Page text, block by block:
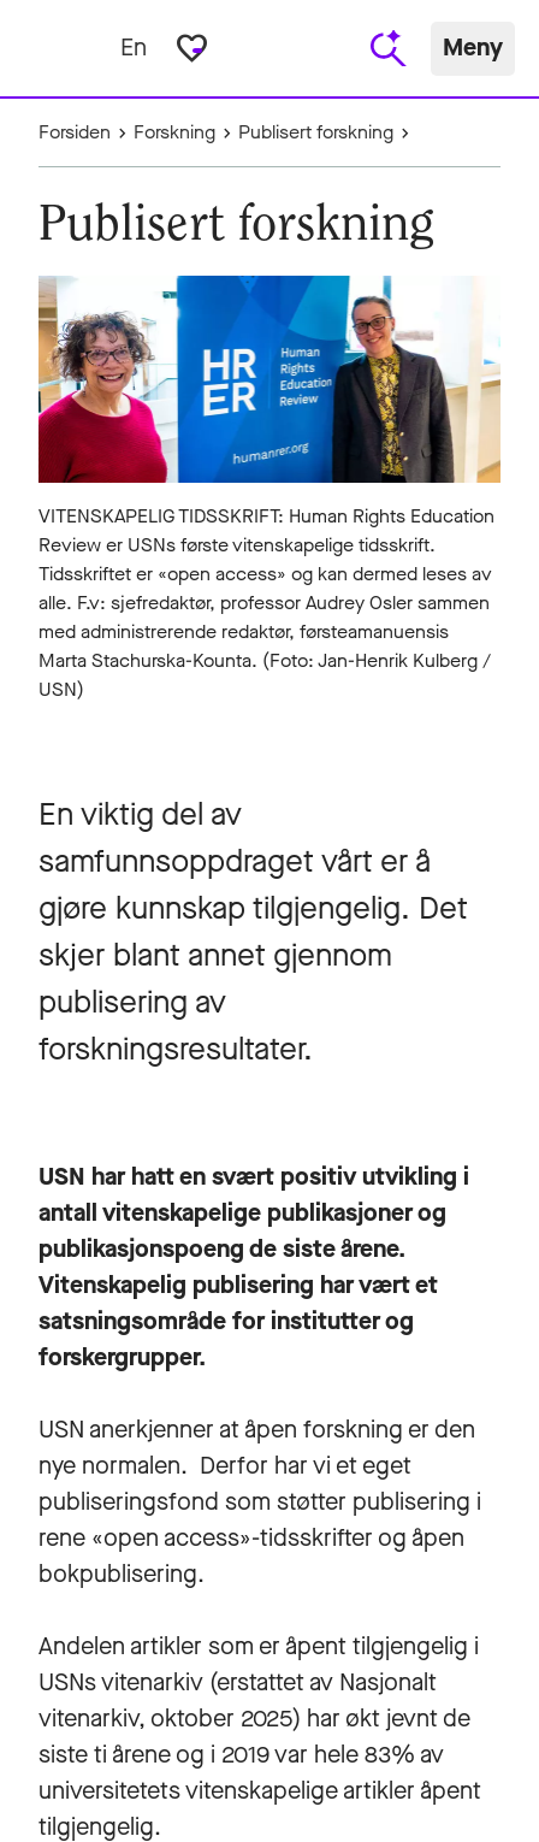
En favorite_border Meny
Forsiden Forskning Publisert forskning
Publisert forskning
VITENSKAPELIG TIDSSKRIFT: Human Rights Education
Review er USNs første vitenskapelige tidsskrift.
Tidsskriftet er «open access» og kan dermed leses av
alle. F.v: sjefredaktør, professor Audrey Osler sammen
med administrerende redaktør, førsteamanuensis
Marta Stachurska-Kounta. (Foto: Jan-Henrik Kulberg /
USN)
En viktig del av
samfunnsoppdraget vårt er å
gjøre kunnskap tilgjengelig. Det
skjer blant annet gjennom
publisering av
forskningsresultater.
USN har hatt en svært positiv utvikling i
antall vitenskapelige publikasjoner og
publikasjonspoeng de siste årene.
Vitenskapelig publisering har vært et
satsningsområde for institutter og
forskergrupper.
USN anerkjenner at åpen forskning er den
nye normalen. Derfor har vi et eget
publiseringsfond som støtter publisering i
rene «open access»-tidsskrifter og åpen
bokpublisering.
Andelen artikler som er åpent tilgjengelig i
USNs vitenarkiv (erstattet av Nasjonalt
vitenarkiv, oktober 2025) har økt jevnt de
siste ti årene og i 2019 var hele 83% av
universitetets vitenskapelige artikler åpent
tilgjengelig.